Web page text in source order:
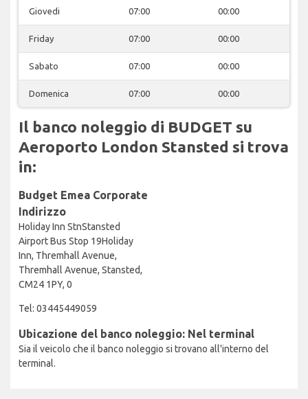
Giovedi 07:00 00:00
Friday 07:00 00:00
Sabato 07:00 00:00
Domenica 07:00 00:00
Il banco noleggio di BUDGET su
Aeroporto London Stansted si trova
in:
Budget Emea Corporate
Indirizzo
Holiday Inn StnStansted
Airport Bus Stop 19Holiday
Inn, Thremhall Avenue,
Thremhall Avenue, Stansted,
CM24 1PY, 0
Tel: 03445449059
Ubicazione del banco noleggio: Nel terminal
Sia il veicolo che il banco noleggio si trovano all'interno del
terminal.